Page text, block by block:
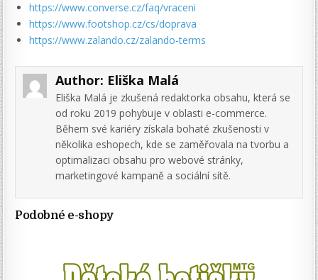
https://www.converse.cz/faq/vraceni
https://www.footshop.cz/cs/doprava
https://www.zalando.cz/zalando-terms
Author: Eliška Malá
Eliška Malá je zkušená redaktorka obsahu, která se
od roku 2019 pohybuje v oblasti e-commerce.
Během své kariéry získala bohaté zkušenosti v
několika eshopech, kde se zaměřovala na tvorbu a
optimalizaci obsahu pro webové stránky,
marketingové kampaně a sociální sítě.
Podobné e-shopy